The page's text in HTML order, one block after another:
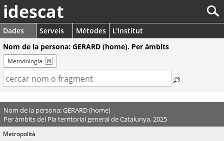
idescat
Dades Serveis Mètodes
L'Institut
Nom de la persona: GERARD (home). Per àmbits
Metodologia
Nom de la persona: GERARD (home)
Per àmbits del Pla territorial general de Catalunya. 2025
Metropolità